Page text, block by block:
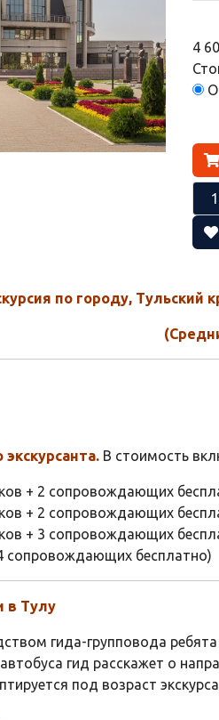
4
по городу,
В стоимость
+ 2 сопровождающих
+ 2 сопровождающих
+ 3 сопровождающих
сопровождающих бесплатно)
в Тулу
гида-групповода
гид расскажет о
под возраст